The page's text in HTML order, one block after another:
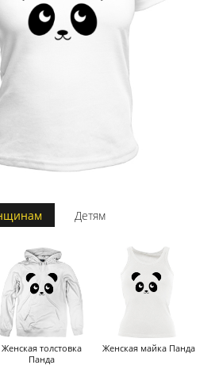
Детям
Женская толстовка
Панда
Женская майка Панда